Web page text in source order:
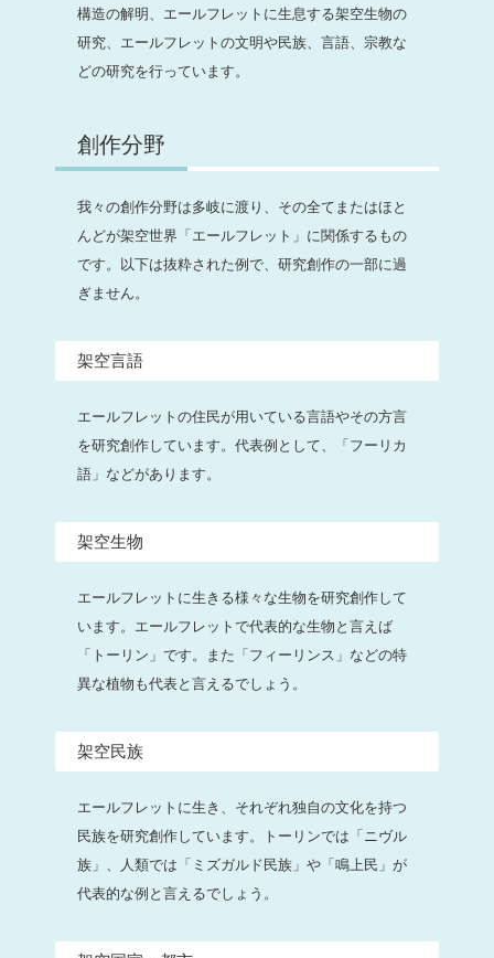
構造の解明、エールフレットに生息する架空生物の
研究、エールフレットの文明や民族、言語、宗教な
どの研究を行っています。
創作分野
我々の創作分野は多岐に渡り、その全てまたはほと
んどが架空世界「エールフレット」に関係するもの
です。以下は抜粋された例で、研究創作の一部に過
ぎません。
架空言語
エールフレットの住民が用いている言語やその方言
を研究創作しています。代表例として、「フーリカ
語」などがあります。
架空生物
エールフレットに生きる様々な生物を研究創作して
います。エールフレットで代表的な生物と言えば
「トーリン」です。また「フィーリンス」などの特
異な植物も代表と言えるでしょう。
架空民族
エールフレットに生き、それぞれ独自の文化を持つ
民族を研究創作しています。トーリンでは「ニヴル
族」、人類では「ミズガルド民族」や「鳴上民」が
代表的な例と言えるでしょう。